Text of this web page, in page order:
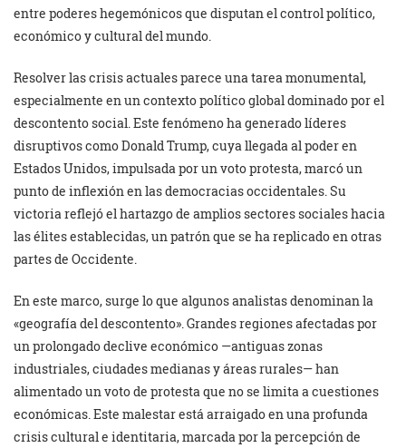
entre poderes hegemónicos que disputan el control político,
económico y cultural del mundo.
Resolver las crisis actuales parece una tarea monumental,
especialmente en un contexto político global dominado por el
descontento social. Este fenómeno ha generado líderes
disruptivos como Donald Trump, cuya llegada al poder en
Estados Unidos, impulsada por un voto protesta, marcó un
punto de inflexión en las democracias occidentales. Su
victoria reflejó el hartazgo de amplios sectores sociales hacia
las élites establecidas, un patrón que se ha replicado en otras
partes de Occidente.
En este marco, surge lo que algunos analistas denominan la
«geografía del descontento». Grandes regiones afectadas por
un prolongado declive económico —antiguas zonas
industriales, ciudades medianas y áreas rurales— han
alimentado un voto de protesta que no se limita a cuestiones
económicas. Este malestar está arraigado en una profunda
crisis cultural e identitaria, marcada por la percepción de